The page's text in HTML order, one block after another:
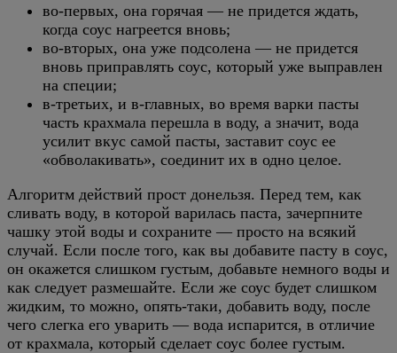
во-первых, она горячая — не придется ждать,
когда соус нагреется вновь;
во-вторых, она уже подсолена — не придется
вновь приправлять соус, который уже выправлен
на специи;
в-третьих, и в-главных, во время варки пасты
часть крахмала перешла в воду, а значит, вода
усилит вкус самой пасты, заставит соус ее
«обволакивать», соединит их в одно целое.
Алгоритм действий прост донельзя. Перед тем, как
сливать воду, в которой варилась паста, зачерпните
чашку этой воды и сохраните — просто на всякий
случай. Если после того, как вы добавите пасту в соус,
он окажется слишком густым, добавьте немного воды и
как следует размешайте. Если же соус будет слишком
жидким, то можно, опять-таки, добавить воду, после
чего слегка его уварить — вода испарится, в отличие
от крахмала, который сделает соус более густым.